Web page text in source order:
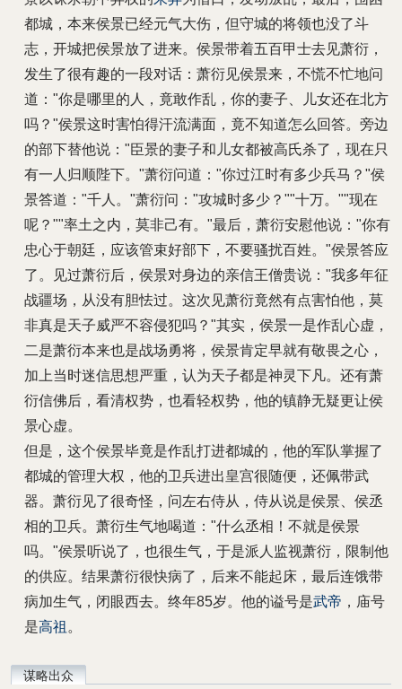
都城，本来侯景已经元气大伤，但守城的将领也没了斗
志，开城把侯景放了进来。侯景带着五百甲士去见萧衍，
发生了很有趣的一段对话：萧衍见侯景来，不慌不忙地问
道："你是哪里的人，竟敢作乱，你的妻子、儿女还在北方
吗？"侯景这时害怕得汗流满面，竟不知道怎么回答。旁边
的部下替他说："臣景的妻子和儿女都被高氏杀了，现在只
有一人归顺陛下。"萧衍问道："你过江时有多少兵马？"侯
景答道："千人。"萧衍问："攻城时多少？""十万。""现在
呢？""率土之内，莫非己有。"最后，萧衍安慰他说："你有
忠心于朝廷，应该管束好部下，不要骚扰百姓。"侯景答应
了。见过萧衍后，侯景对身边的亲信王僧贵说："我多年征
战疆场，从没有胆怯过。这次见萧衍竟然有点害怕他，莫
非真是天子威严不容侵犯吗？"其实，侯景一是作乱心虚，
二是萧衍本来也是战场勇将，侯景肯定早就有敬畏之心，
加上当时迷信思想严重，认为天子都是神灵下凡。还有萧
衍信佛后，看清权势，也看轻权势，他的镇静无疑更让侯
景心虚。
但是，这个侯景毕竟是作乱打进都城的，他的军队掌握了
都城的管理大权，他的卫兵进出皇宫很随便，还佩带武
器。萧衍见了很奇怪，问左右侍从，侍从说是侯景、侯丞
相的卫兵。萧衍生气地喝道："什么丞相！不就是侯景
吗。"侯景听说了，也很生气，于是派人监视萧衍，限制他
的供应。结果萧衍很快病了，后来不能起床，最后连饿带
病加生气，闭眼西去。终年85岁。他的谥号是武帝 ，庙号
是高祖 。
谋略出众